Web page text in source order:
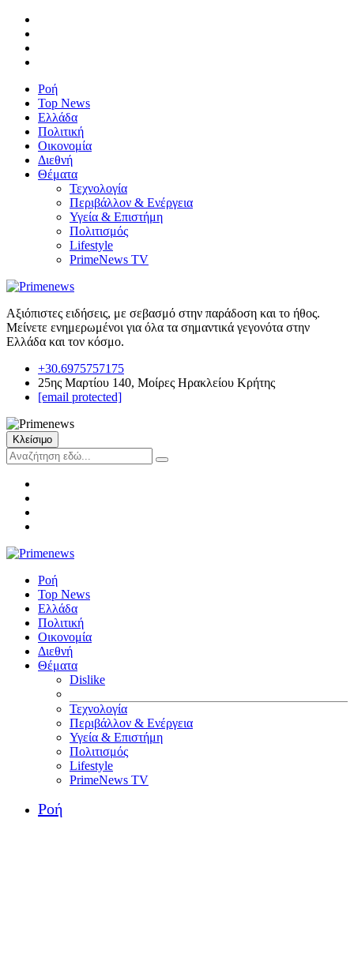
Ροή
Top News
Ελλάδα
Πολιτική
Οικονομία
Διεθνή
Θέματα
Τεχνολογία
Περιβάλλον & Ενέργεια
Υγεία & Επιστήμη
Πολιτισμός
Lifestyle
PrimeNews TV
Αξιόπιστες ειδήσεις, με σεβασμό στην παράδοση και το ήθος.
Μείνετε ενημερωμένοι για όλα τα σημαντικά γεγονότα στην
Ελλάδα και τον κόσμο.
+30.6975757175
25ης Μαρτίου 140, Μοίρες Ηρακλείου Κρήτης
[email protected]
Κλείσιμο
Ροή
Top News
Ελλάδα
Πολιτική
Οικονομία
Διεθνή
Θέματα
Dislike
Τεχνολογία
Περιβάλλον & Ενέργεια
Υγεία & Επιστήμη
Πολιτισμός
Lifestyle
PrimeNews TV
Ροή